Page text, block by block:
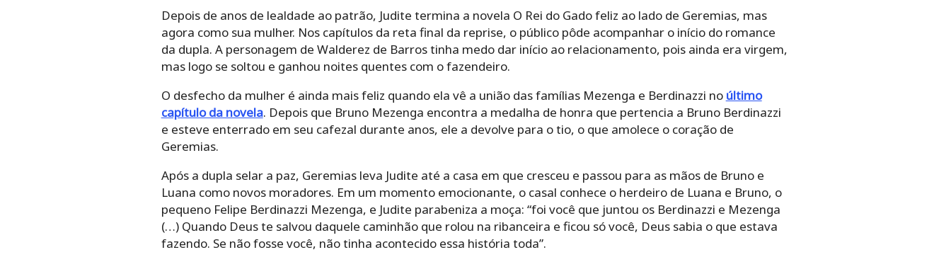
Depois de anos de lealdade ao patrão, Judite termina a novela O Rei do Gado feliz ao lado de Geremias, mas
agora como sua mulher. Nos capítulos da reta final da reprise, o público pôde acompanhar o início do romance
da dupla. A personagem de Walderez de Barros tinha medo dar início ao relacionamento, pois ainda era virgem,
mas logo se soltou e ganhou noites quentes com o fazendeiro.
O desfecho da mulher é ainda mais feliz quando ela vê a união das famílias Mezenga e Berdinazzi no último
capítulo da novela. Depois que Bruno Mezenga encontra a medalha de honra que pertencia a Bruno Berdinazzi
e esteve enterrado em seu cafezal durante anos, ele a devolve para o tio, o que amolece o coração de
Geremias.
Após a dupla selar a paz, Geremias leva Judite até a casa em que cresceu e passou para as mãos de Bruno e
Luana como novos moradores. Em um momento emocionante, o casal conhece o herdeiro de Luana e Bruno, o
pequeno Felipe Berdinazzi Mezenga, e Judite parabeniza a moça: “foi você que juntou os Berdinazzi e Mezenga
(…) Quando Deus te salvou daquele caminhão que rolou na ribanceira e ficou só você, Deus sabia o que estava
fazendo. Se não fosse você, não tinha acontecido essa história toda”.